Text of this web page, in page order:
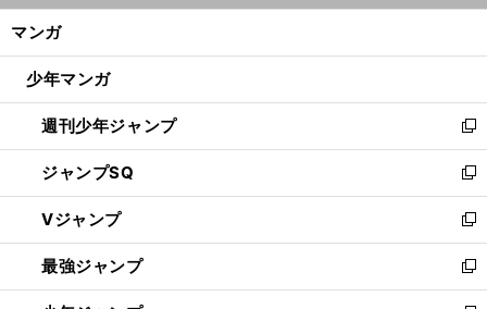
ン
ウ
開
く
マンガ
少年マンガ
週刊少年ジャンプ
新
し
い
ウ
ィ
ン
ド
ウ
ジャンプSQ
新
し
い
ウ
ィ
ン
Vジャンプ
新
し
い
ウ
最強ジャンプ
新
し